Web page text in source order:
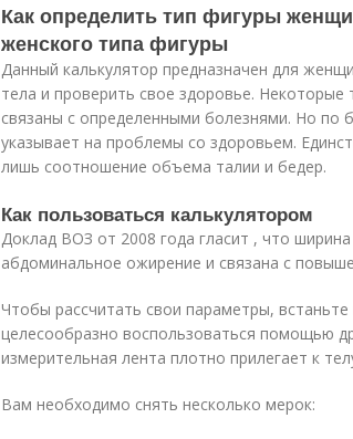
Как определить тип фигуры
женского типа фигуры
Данный калькулятор предназначен для
тела и проверить свое здоровье.
связаны с определенными болезнями. Но
указывает на проблемы со здоровьем.
лишь соотношение объема талии и бедер.
Как пользоваться калькулятором
Доклад ВОЗ от 2008 года гласит , что
абдоминальное ожирение и связана с
Чтобы рассчитать свои параметры,
целесообразно воспользоваться помощью
измерительная лента плотно прилегает к
Вам необходимо снять несколько мерок: